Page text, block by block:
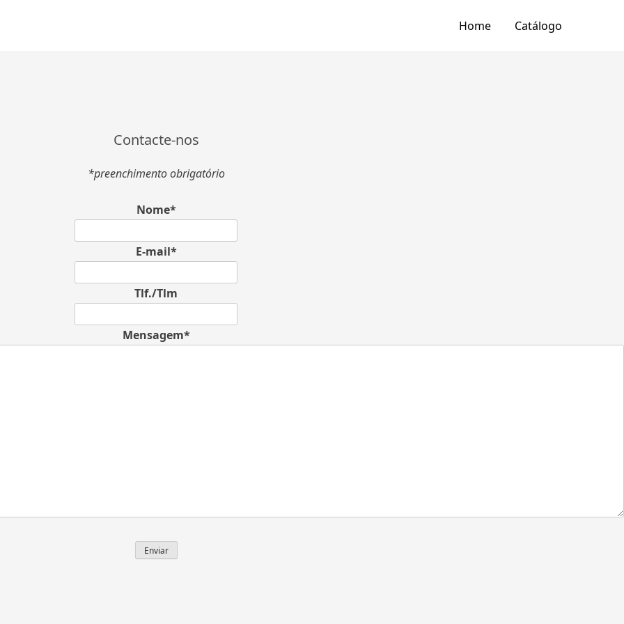
Home Catálogo
Contacte-nos
*preenchimento obrigatório
Nome*
E-mail*
Tlf./Tlm
Mensagem*